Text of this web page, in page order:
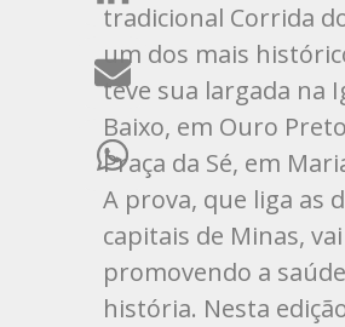
tradicional Corrida
um dos mais
teve sua largada na
Baixo, em Ouro
Praça da Sé, em
A prova, que liga as
capitais de Minas,
promovendo a
história. Nesta